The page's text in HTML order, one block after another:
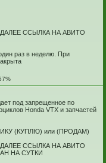
ССЫЛКА НА АВИТО
раз в неделю. При
под запрещенное по
Honda VTX и запчастей
(КУПЛЮ) или (ПРОДАМ)
ССЫЛКА НА АВИТО
НА СУТКИ